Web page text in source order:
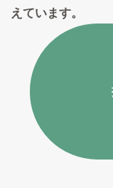
えています。